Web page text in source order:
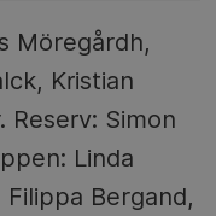
Möregårdh,
Kristian
Reserv: Simon
Linda
Bergand,